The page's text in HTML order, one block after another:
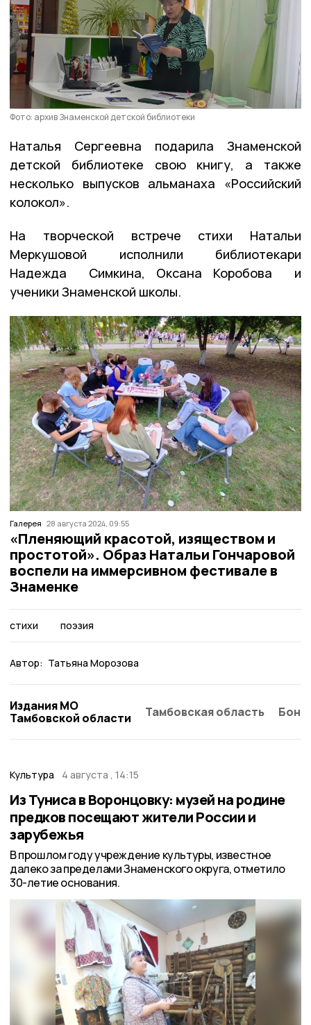
Фото: архив Знаменской детской библиотеки
Наталья Сергеевна подарила Знаменской
детской библиотеке свою книгу, а также
несколько выпусков альманаха «Российский
колокол».
На творческой встрече стихи Натальи
Меркушовой исполнили библиотекари
Надежда Симкина, Оксана Коробова и
ученики Знаменской школы.
Галерея 28 августа 2024, 09:55
«Пленяющий красотой, изяществом и
простотой». Образ Натальи Гончаровой
воспели на иммерсивном фестивале в
Знаменке
стихи поэзия
Автор: Татьяна Морозова
Издания МО
Тамбовской области
Тамбовская область
Культура 4 августа , 14:15
Из Туниса в Воронцовку: музей на родине
предков посещают жители России и
зарубежья
В прошлом году учреждение культуры, известное
далеко за пределами Знаменского округа, отметило
30-летие основания.